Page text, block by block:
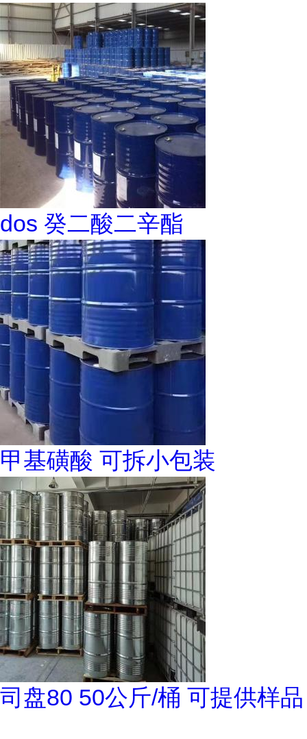
dos 癸二酸二辛酯
甲基磺酸 可拆小包装
司盘80 50公斤/桶 可提供样品